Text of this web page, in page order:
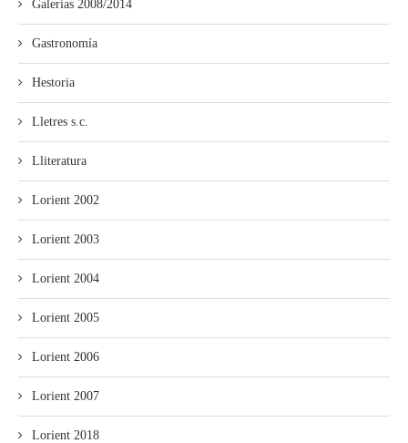
Galerías 2008/2014
Gastronomía
Hestoria
Lletres s.c.
Lliteratura
Lorient 2002
Lorient 2003
Lorient 2004
Lorient 2005
Lorient 2006
Lorient 2007
Lorient 2018